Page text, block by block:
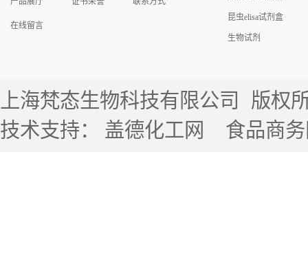
在线留言
昆虫elisa试剂盒
生物试剂
上海梵态生物科技有限公司
版权
技术支持： 盖德化工网 食品商